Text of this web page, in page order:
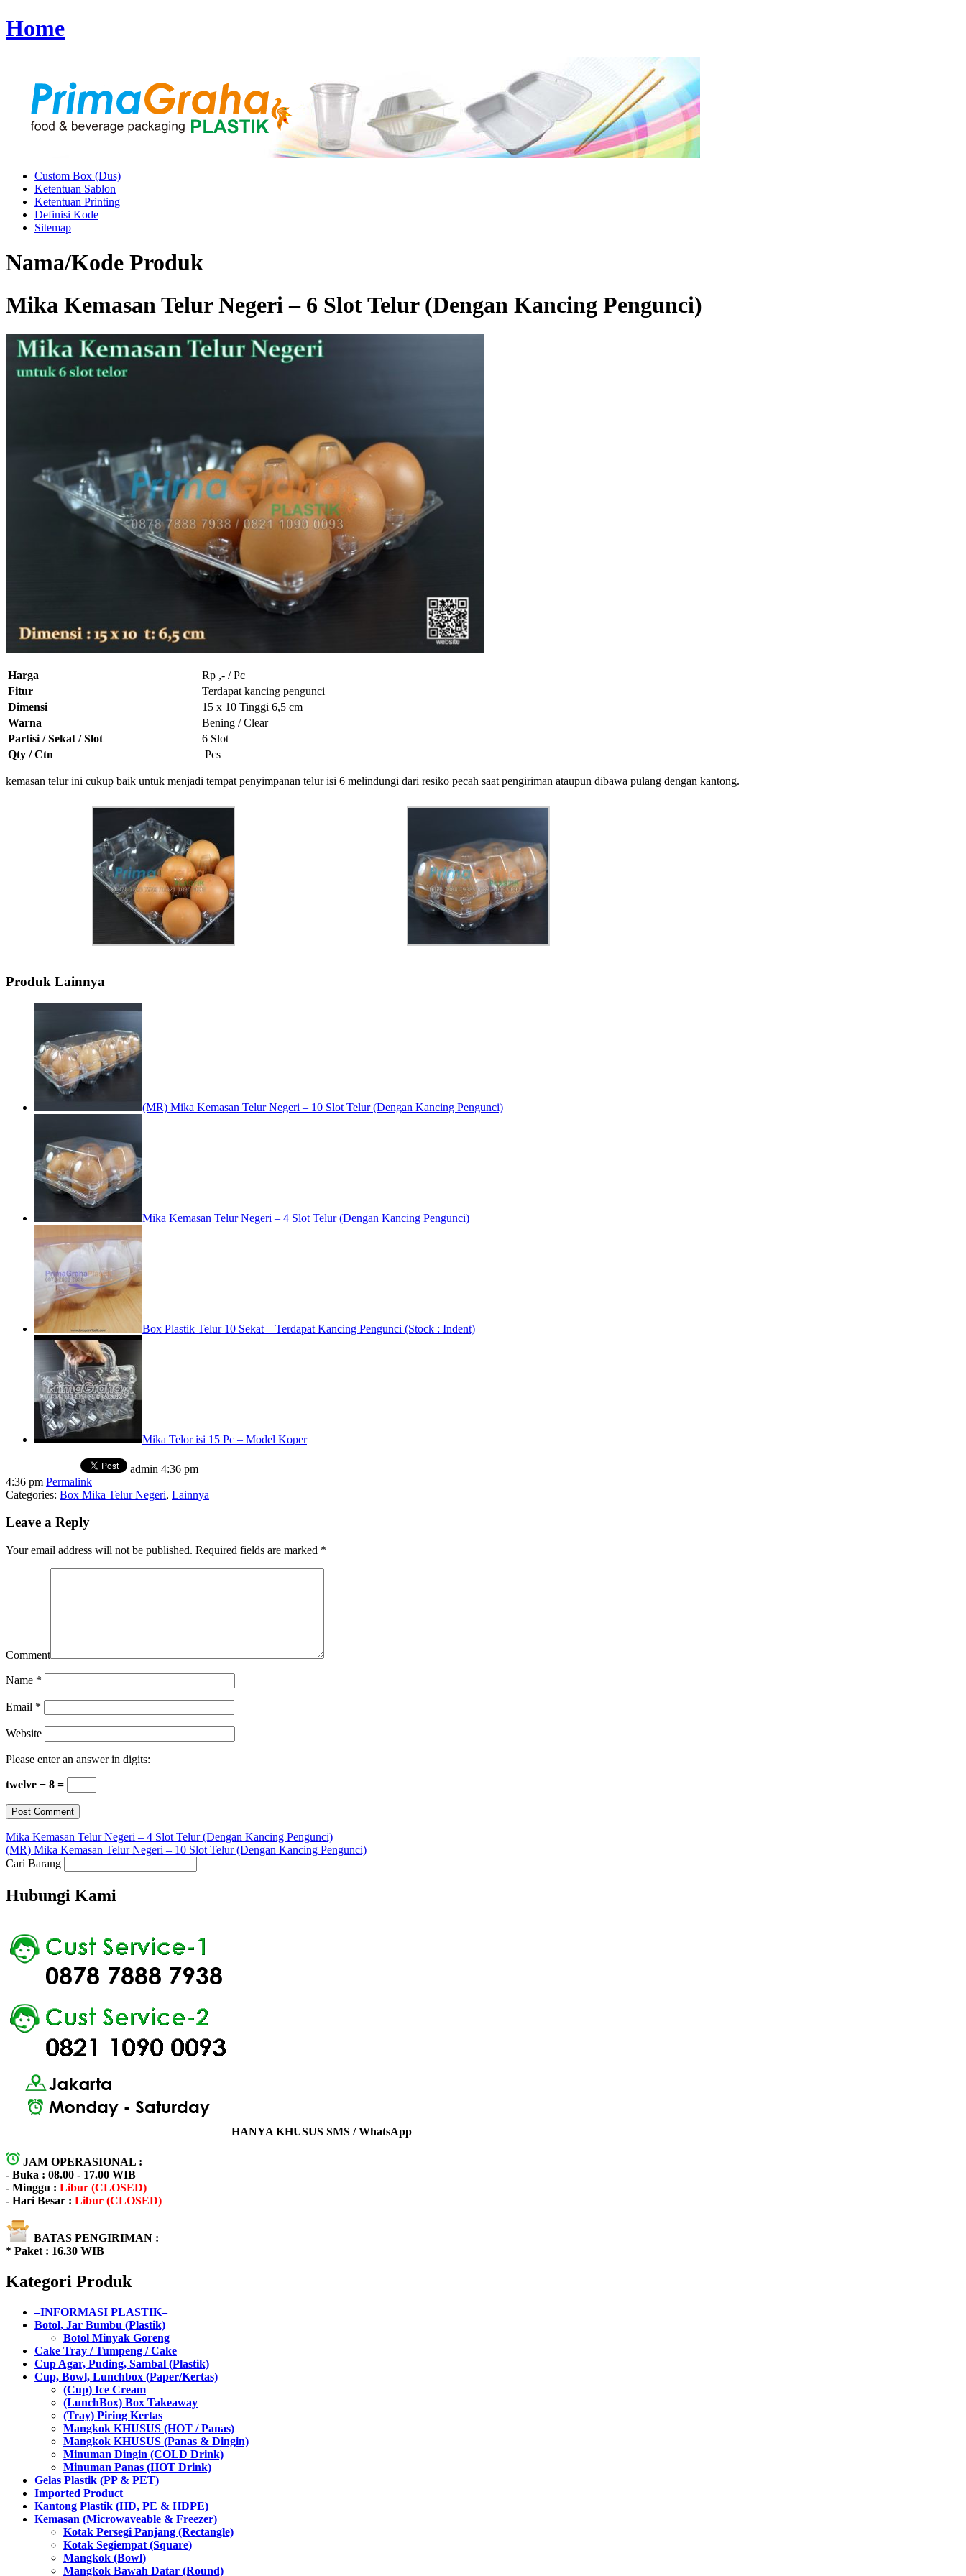
Home
Custom Box (Dus)
Ketentuan Sablon
Ketentuan Printing
Definisi Kode
Sitemap
Nama/Kode Produk
Mika Kemasan Telur Negeri – 6 Slot Telur (Dengan Kancing Pengunci)
Harga
Rp ,- / Pc
Fitur
Terdapat kancing pengunci
Dimensi
15 x 10 Tinggi 6,5 cm
Warna
Bening / Clear
Partisi / Sekat / Slot
6 Slot
Qty / Ctn
Pcs
kemasan telur ini cukup baik untuk menjadi tempat penyimpanan telur isi 6 melindungi dari resiko pecah saat pengiriman ataupun dibawa pulang dengan kantong.
Produk Lainnya
(MR) Mika Kemasan Telur Negeri – 10 Slot Telur (Dengan Kancing Pengunci)
Mika Kemasan Telur Negeri – 4 Slot Telur (Dengan Kancing Pengunci)
Box Plastik Telur 10 Sekat – Terdapat Kancing Pengunci (Stock : Indent)
Mika Telor isi 15 Pc – Model Koper
admin 4:36 pm
4:36 pm Permalink
Categories: Box Mika Telur Negeri, Lainnya
Leave a Reply
Your email address will not be published. Required fields are marked *
Comment
Name *
Email *
Website
Please enter an answer in digits:
twelve − 8 =
Mika Kemasan Telur Negeri – 4 Slot Telur (Dengan Kancing Pengunci)
(MR) Mika Kemasan Telur Negeri – 10 Slot Telur (Dengan Kancing Pengunci)
Cari Barang
Hubungi Kami
HANYA KHUSUS SMS / WhatsApp
JAM OPERASIONAL :
- Buka : 08.00 - 17.00 WIB
- Minggu : Libur (CLOSED)
- Hari Besar : Libur (CLOSED)
BATAS PENGIRIMAN :
* Paket : 16.30 WIB
Kategori Produk
–INFORMASI PLASTIK–
Botol, Jar Bumbu (Plastik)
Botol Minyak Goreng
Cake Tray / Tumpeng / Cake
Cup Agar, Puding, Sambal (Plastik)
Cup, Bowl, Lunchbox (Paper/Kertas)
(Cup) Ice Cream
(LunchBox) Box Takeaway
(Tray) Piring Kertas
Mangkok KHUSUS (HOT / Panas)
Mangkok KHUSUS (Panas & Dingin)
Minuman Dingin (COLD Drink)
Minuman Panas (HOT Drink)
Gelas Plastik (PP & PET)
Imported Product
Kantong Plastik (HD, PE & HDPE)
Kemasan (Microwaveable & Freezer)
Kotak Persegi Panjang (Rectangle)
Kotak Segiempat (Square)
Mangkok (Bowl)
Mangkok Bawah Datar (Round)